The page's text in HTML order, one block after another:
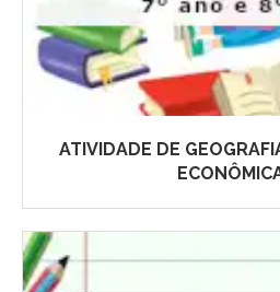
ATIVIDADE DE